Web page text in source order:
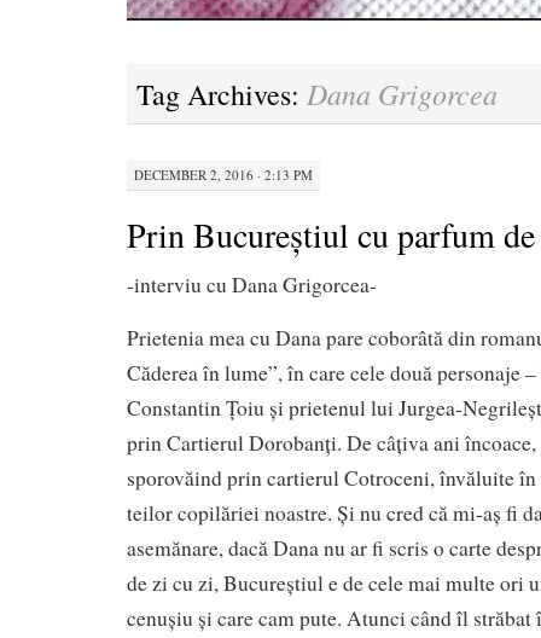
Tag Archives: Dana Grigorcea
DECEMBER 2, 2016 · 2:13 PM
Prin Bucureștiul cu parfum
-interviu cu Dana Grigorcea-
Prietenia mea cu Dana pare coborâtă din
Căderea în lume”, în care cele două personaje
Constantin Țoiu și prietenul lui Jurgea-
prin Cartierul Dorobanți. De câțiva ani
sporovăind prin cartierul Cotroceni, învăluite
teilor copilăriei noastre. Și nu cred că mi-aș fi
asemănare, dacă Dana nu ar fi scris o carte
de zi cu zi, Bucureștiul e de cele mai multe ori
cenușiu și care cam pute. Atunci când îl străbat